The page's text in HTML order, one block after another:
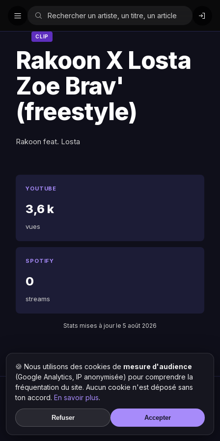
CLIP
Rakoon X Losta
Zoe Brav'
(freestyle)
Rakoon feat. Losta
YOUTUBE
3,6 k
vues
SPOTIFY
0
streams
Stats mises à jour le 5 août 2026
Retour à Rakoon Liste des artistes
Hit Lokal·L'actu rap & musique urbaine
cookies
🍪 Nous utilisons des cookies de mesure d'audience
(Google Analytics, IP anonymisée) pour comprendre la
fréquentation du site. Aucun cookie n'est déposé sans
ton accord. En savoir plus.
Refuser Accepter